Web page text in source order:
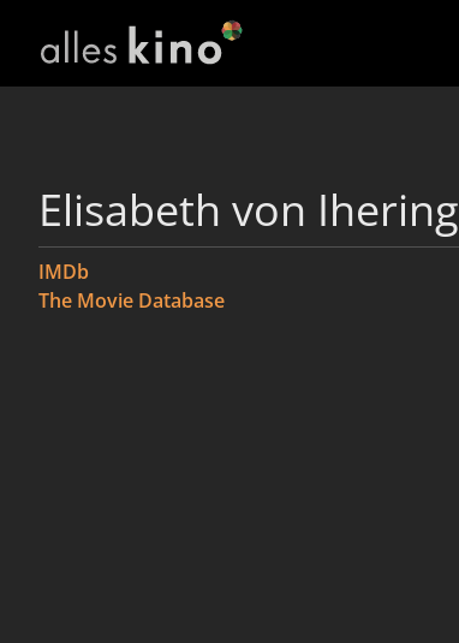
Elisabeth von Ihering
IMDb
The Movie Database